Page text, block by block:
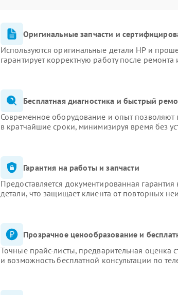
Оригинальные запчасти и
Используются оригинальные детали HP и
гарантирует корректную работу после
Бесплатная диагностика и быстрый
Современное оборудование и опыт позволяют
в кратчайшие сроки, минимизируя время без
Гарантия на работы и запчасти
Предоставляется документированная
детали, что защищает клиента от повторных
Прозрачное ценообразование и
Точные прайс-листы, предварительная оценка
и возможность бесплатной консультации по